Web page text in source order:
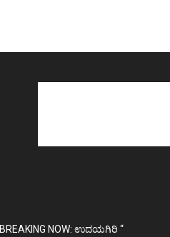
BREAKING NOW: ಉದಯಗಿರಿ “